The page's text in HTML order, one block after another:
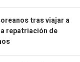
tras viajar a
repatriación de